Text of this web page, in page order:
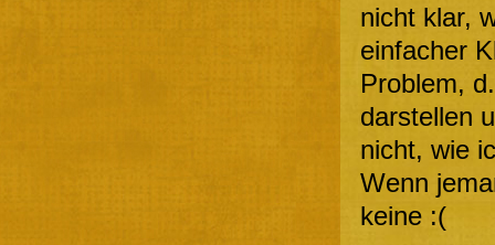
nicht klar,
einfacher
Problem,
darstellen
nicht, wie
Wenn
keine :(